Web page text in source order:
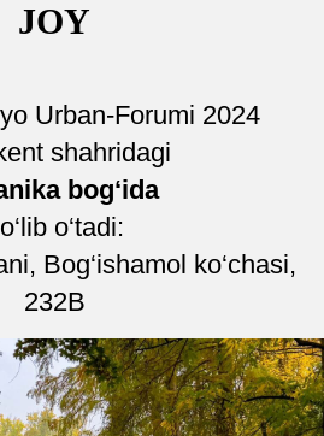
JOY
Urban-Forumi 2024
shahridagi
bog‘ida
o‘tadi:
Bog‘ishamol ko‘chasi,
232B